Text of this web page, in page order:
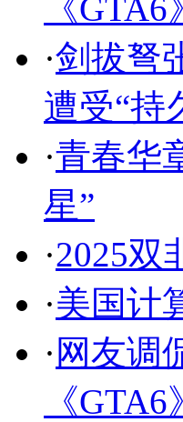
《GTA6》
·剑拔弩
遭受“持
·青春华
星”
·2025双
·美国计
· 网友调
《GTA6》